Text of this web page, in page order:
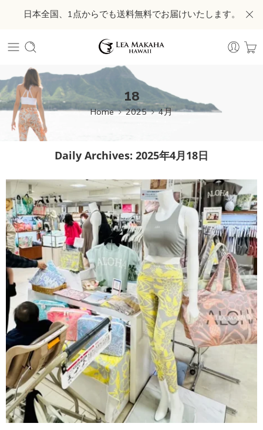
日本全国、1点からでも送料無料でお届けいたします。
18
Home 2025 4月
Daily Archives: 2025年4月18日